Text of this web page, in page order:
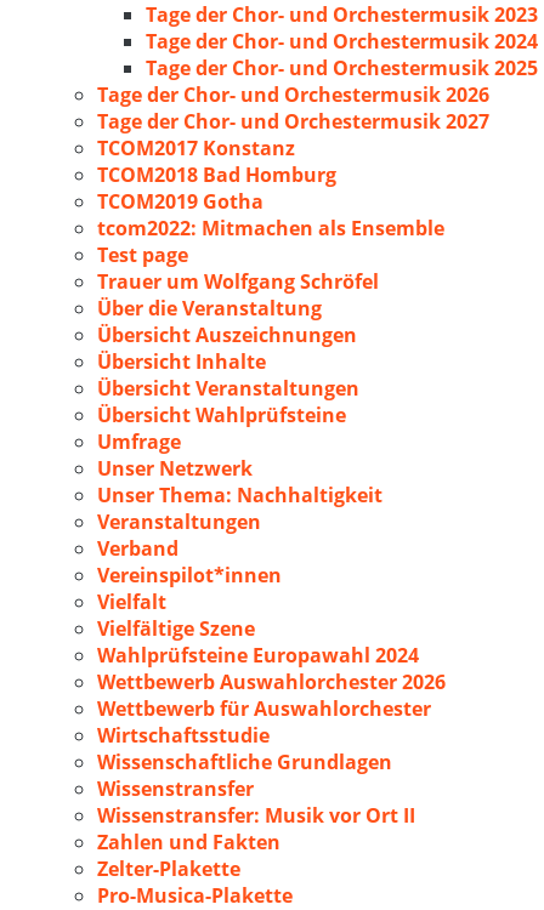
Tage der Chor- und Orchestermusik 2023
Tage der Chor- und Orchestermusik 2024
Tage der Chor- und Orchestermusik 2025
Tage der Chor- und Orchestermusik 2026
Tage der Chor- und Orchestermusik 2027
TCOM2017 Konstanz
TCOM2018 Bad Homburg
TCOM2019 Gotha
tcom2022: Mitmachen als Ensemble
Test page
Trauer um Wolfgang Schröfel
Über die Veranstaltung
Übersicht Auszeichnungen
Übersicht Inhalte
Übersicht Veranstaltungen
Übersicht Wahlprüfsteine
Umfrage
Unser Netzwerk
Unser Thema: Nachhaltigkeit
Veranstaltungen
Verband
Vereinspilot*innen
Vielfalt
Vielfältige Szene
Wahlprüfsteine Europawahl 2024
Wettbewerb Auswahlorchester 2026
Wettbewerb für Auswahlorchester
Wirtschaftsstudie
Wissenschaftliche Grundlagen
Wissenstransfer
Wissenstransfer: Musik vor Ort II
Zahlen und Fakten
Zelter-Plakette
Pro-Musica-Plakette